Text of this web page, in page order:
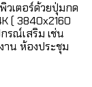
วเตอร์ด้วยปุ่มกด
( 3840x2160
รณ์เสริม เช่น
าน ห้องประชุม